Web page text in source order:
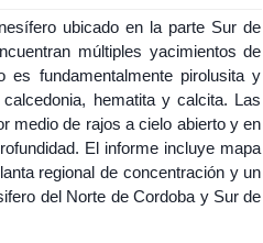
ubicado en la parte Sur de
múltiples yacimientos de
es fundamentalmente pirolusita y
hematita y calcita. Las
medio de rajos a cielo abierto y en
El informe incluye mapa
regional de concentración y un
del Norte de Cordoba y Sur de